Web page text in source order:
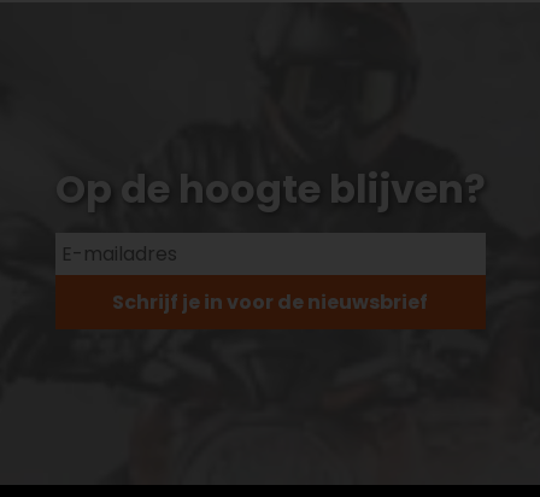
Op de hoogte blijven?
Schrijf je in voor de nieuwsbrief